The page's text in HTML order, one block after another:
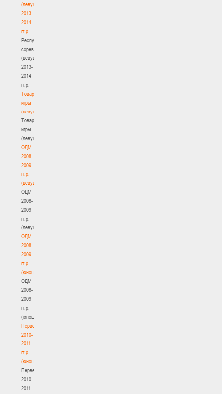
(девушки)
2013-
2014
гг.р.
Республиканские
соревнования
(девушки)
2013-
2014
гг.р.
Товарищеские
игры
(девушки)
Товарищеские
игры
(девушки)
ОДМ
2008-
2009
гг.р.
(девушки)
ОДМ
2008-
2009
гг.р.
(девушки)
ОДМ
2008-
2009
гг.р.
(юноши)
ОДМ
2008-
2009
гг.р.
(юноши)
Первенство
2010-
2011
гг.р.
(юноши)
Первенство
2010-
2011